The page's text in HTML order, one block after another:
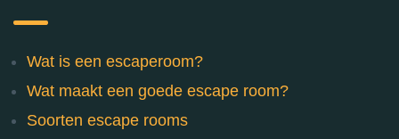
Wat is een escaperoom?
Wat maakt een goede escape room?
Soorten escape rooms